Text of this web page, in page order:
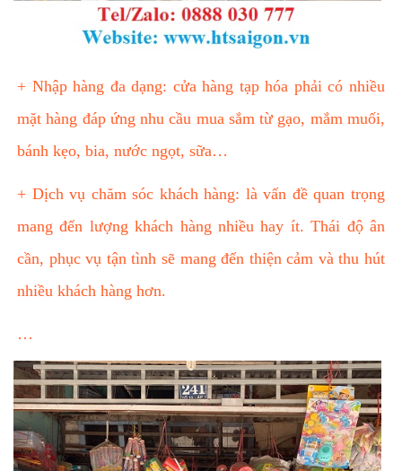
+ Nhập hàng đa dạng: cửa hàng tạp hóa phải có nhiều
mặt hàng đáp ứng nhu cầu mua sắm từ gạo, mắm muối,
bánh kẹo, bia, nước ngọt, sữa…
+ Dịch vụ chăm sóc khách hàng: là vấn đề quan trọng
mang đến lượng khách hàng nhiều hay ít. Thái độ ân
cần, phục vụ tận tình sẽ mang đến thiện cảm và thu hút
nhiều khách hàng hơn.
…